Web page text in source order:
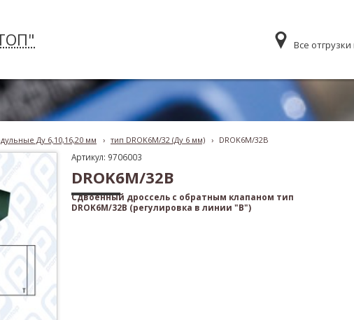
Все
Ду 6,10,16,20 мм › тип DROK6M/32 (Ду 6 мм) › DROK6M/32B
Артикул: 9706003
DROK6M/32B
Сдвоенный дроссель с обратным клапаном тип
DROK6M/32B (регулировка в линии "B")